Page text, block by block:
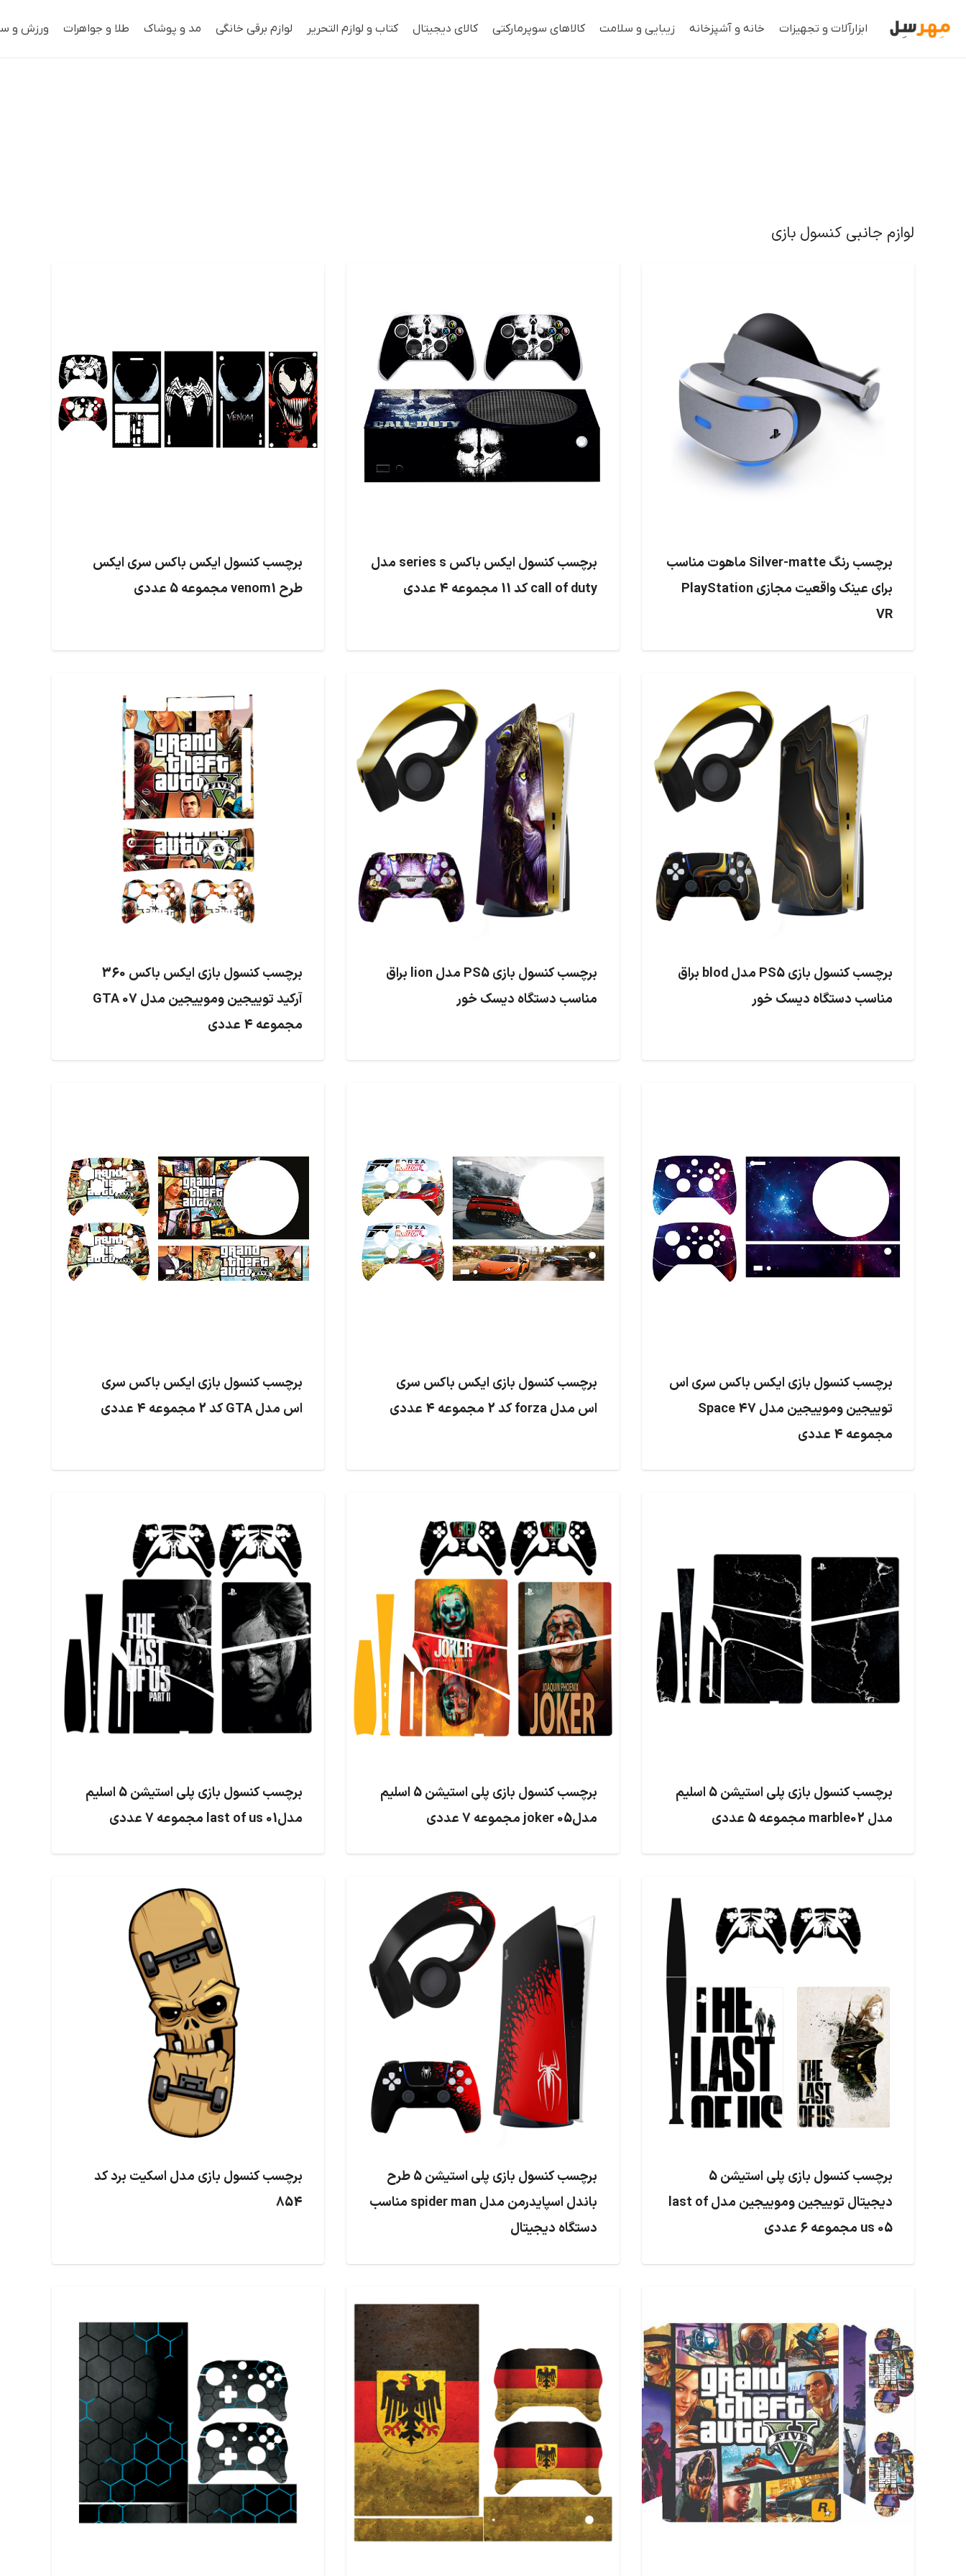
ابزارآلات و تجهیزات خانه و آشپزخانه زیبایی و سلامت کالاهای سوپرمارکتی کالای دیجیتال کتاب و لوازم التحریر لوازم برقی خانگی مد و پوشاک طلا و جواهرات ورزش و
لوازم جانبی کنسول بازی
برچسب رنگ Silver-matte ماهوت مناسب
برای عینک واقعیت مجازی PlayStation
VR
برچسب کنسول ایکس باکس series s مدل
call of duty کد 11 مجموعه 4 عددی
برچسب کنسول ایکس باکس سری ایکس
طرح venom1 مجموعه 5 عددی
برچسب کنسول بازی PS5 مدل blod براق
مناسب دستگاه دیسک خور
برچسب کنسول بازی PS5 مدل lion براق
مناسب دستگاه دیسک خور
برچسب کنسول بازی ایکس باکس 360
آرکید توییجین وموییجین مدل GTA 07
مجموعه 4 عددی
برچسب کنسول بازی ایکس باکس سری اس
توییجین وموییجین مدل Space 47
مجموعه 4 عددی
برچسب کنسول بازی ایکس باکس سری
اس مدل forza کد 2 مجموعه 4 عددی
برچسب کنسول بازی ایکس باکس سری
اس مدل GTA کد 2 مجموعه 4 عددی
برچسب کنسول بازی پلی استیشن 5 اسلیم
مدل marble02 مجموعه 5 عددی
برچسب کنسول بازی پلی استیشن 5 اسلیم
مدلjoker 05 مجموعه 7 عددی
برچسب کنسول بازی پلی استیشن 5 اسلیم
مدلlast of us 01 مجموعه 7 عددی
برچسب کنسول بازی پلی استیشن 5
دیجیتال توییجین وموییجین مدل last of
us 05 مجموعه 6 عددی
برچسب کنسول بازی پلی استیشن 5 طرح
باندل اسپایدرمن مدل spider man مناسب
دستگاه دیجیتال
برچسب کنسول بازی مدل اسکیت برد کد
854